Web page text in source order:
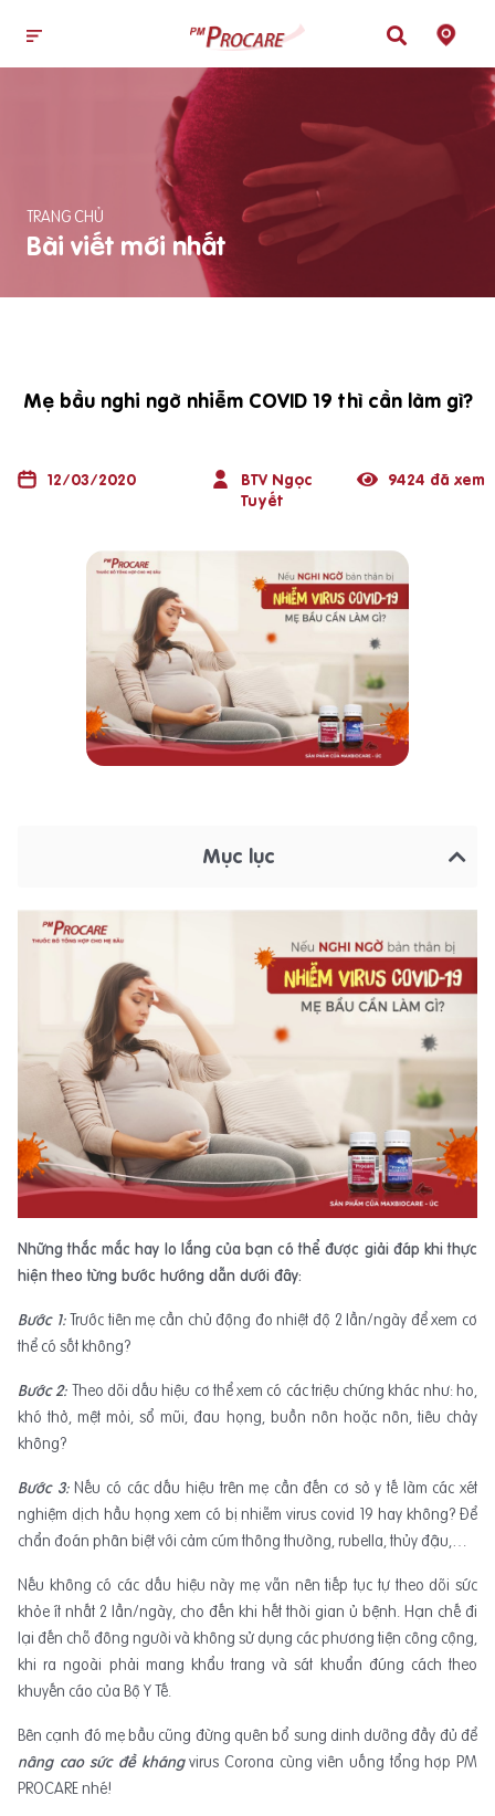
TRANG CHỦ
Bài viết mới nhất
Mẹ bầu nghi ngờ nhiễm COVID 19 thì cần làm gì?
12/03/2020
BTV Ngọc
Tuyết
9424 đã xem
Mục lục
Những thắc mắc hay lo lắng của bạn có thể được giải đáp khi thực
hiện theo từng bước hướng dẫn dưới đây:
Bước 1:Trước tiên mẹ cần chủ động đo nhiệt độ 2 lần/ngày để xem cơ
thể có sốt không?
Bước 2: Theo dõi dấu hiệu cơ thể xem có các triệu chứng khác như: ho,
khó thở, mệt mỏi, sổ mũi, đau họng, buồn nôn hoặc nôn, tiêu chảy
không?
Bước 3:Nếu có các dấu hiệu trên mẹ cần đến cơ sở y tế làm các xét
nghiệm dịch hầu họng xem có bị nhiễm virus covid 19 hay không? Để
chẩn đoán phân biệt với cảm cúm thông thường, rubella, thủy đậu,…
Nếu không có các dấu hiệu này mẹ vẫn nên tiếp tục tự theo dõi sức
khỏe ít nhất 2 lần/ngày, cho đến khi hết thời gian ủ bệnh. Hạn chế đi
lại đến chỗ đông người và không sử dụng các phương tiện công cộng,
khi ra ngoài phải mang khẩu trang và sát khuẩn đúng cách theo
khuyến cáo của Bộ Y Tế.
Bên cạnh đó mẹ bầu cũng đừng quên bổ sung dinh dưỡng đầy đủ để
nâng cao sức đề khángvirus Corona cùng viên uống tổng hợp PM
PROCARE nhé!